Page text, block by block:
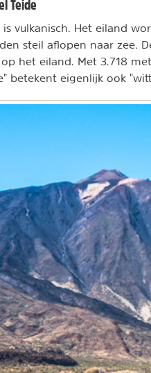
Teide
is vulkanisch. Het eiland
steil aflopen naar zee.
het eiland. Met 3.718
betekent eigenlijk ook